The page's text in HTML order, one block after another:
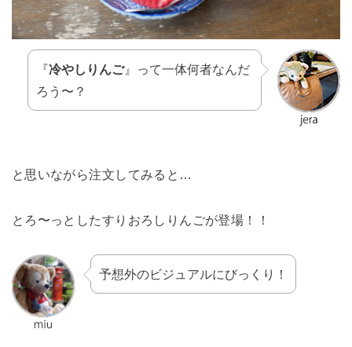
『冷やしりんご』って一体何者なんだ
ろう〜？
と思いながら注文してみると…
とろ〜っとしたすりおろしりんごが登場！！
予想外のビジュアルにびっくり！